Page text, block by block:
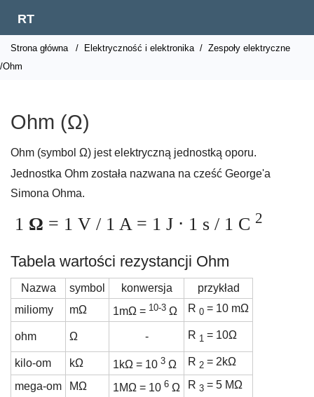
RT
Strona główna / Elektryczność i elektronika / Zespoły elektryczne
/Ohm
Ohm (Ω)
Ohm (symbol Ω) jest elektryczną jednostką oporu.
Jednostka Ohm została nazwana na cześć George'a
Simona Ohma.
1 Ω = 1 V / 1 A = 1 J ⋅ 1 s / 1 C 2
Tabela wartości rezystancji Ohm
Nazwa symbol konwersja
przykład
miliomy
mΩ 1mΩ = 10-3 Ω R 0 = 10 mΩ
ohm Ω - R 1 = 10Ω
kilo-om kΩ 1kΩ = 10 3 Ω R 2 = 2kΩ
mega-om MΩ 1MΩ = 10 6 Ω R 3 = 5 MΩ